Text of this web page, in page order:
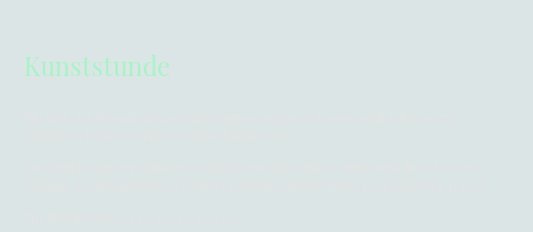
Kunststunde